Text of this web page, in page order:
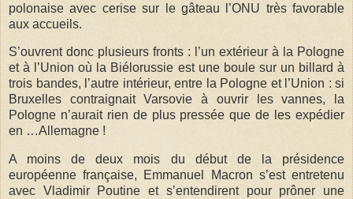
polonaise avec cerise sur le gâteau l’ONU très favorable
aux accueils.
S’ouvrent donc plusieurs fronts : l’un extérieur à la Pologne
et à l’Union où la Biélorussie est une boule sur un billard à
trois bandes, l’autre intérieur, entre la Pologne et l’Union : si
Bruxelles contraignait Varsovie à ouvrir les vannes, la
Pologne n’aurait rien de plus pressée que de les expédier
en …Allemagne !
A moins de deux mois du début de la présidence
européenne française, Emmanuel Macron s’est entretenu
avec Vladimir Poutine et s’entendirent pour prôner une